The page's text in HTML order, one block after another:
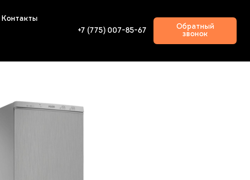
Контакты
+7 (775) 007-85-67
Обратный
звонок